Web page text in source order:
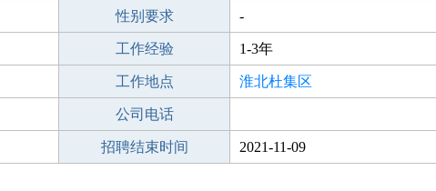
性别要求 -
工作经验 1-3年
工作地点 淮北杜集区
公司电话
招聘结束时间 2021-11-09